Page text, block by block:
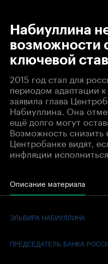
Набиуллина
возможности
ключевой
2015 год стал для
периодом адаптации
заявила глава
Набиуллина. Она
ещё долго могут
Возможность снизить
Центробанке видят,
инфляции исполниться.
Описание материала
ЭЛЬВИРА НАБИУЛЛИНА
ПРЕДСЕДАТЕЛЬ БАНКА